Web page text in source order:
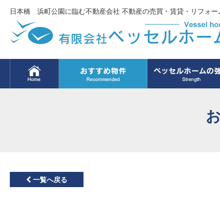
日本橋 浜町公園に臨む不動産会社 不動産の売買・賃貸・リフォー
一覧へ戻る